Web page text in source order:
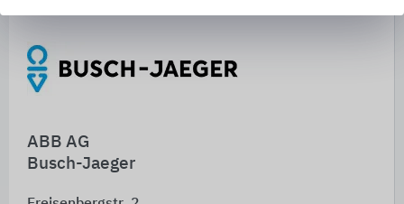
ABB AG
Busch-Jaeger
Schnelleinstiege